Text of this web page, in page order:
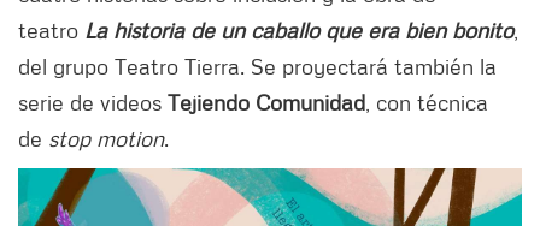
teatro La historia de un caballo que era bien bonito,
del grupo Teatro Tierra. Se proyectará también la
serie de videos Tejiendo Comunidad , con técnica
de stop motion.